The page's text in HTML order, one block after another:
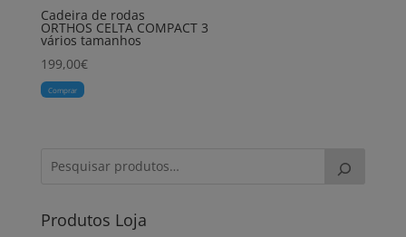
Cadeira de rodas
ORTHOS CELTA COMPACT 3
vários tamanhos
199,00€
Comprar
Produtos Loja